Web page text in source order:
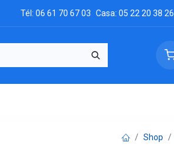
Tél: 06 61 70 67 03 Casa: 05 22 20 38 26
Shop